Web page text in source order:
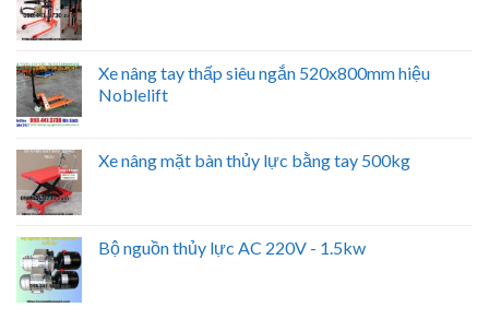
Xe nâng tay thấp siêu ngắn 520x800mm hiệu
Noblelift
Xe nâng mặt bàn thủy lực bằng tay 500kg
Bộ nguồn thủy lực AC 220V - 1.5kw